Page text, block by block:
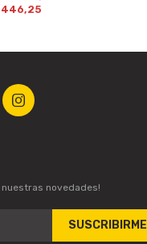
446,25

novedades!
SUSCRIBIRME